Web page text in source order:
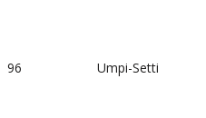
96 Umpi-Setti